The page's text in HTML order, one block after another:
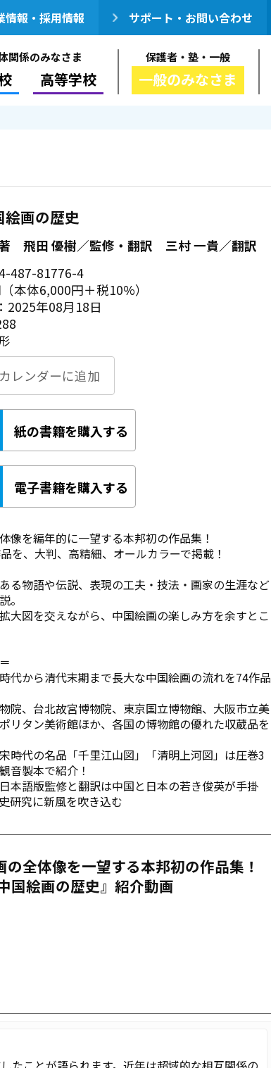
情報・採用情報 サポート・お問い合わせ
関係のみなさま
高等学校
保護者・塾・一般
一般のみなさま
画の歴史
飛田 優樹／監修・翻訳 三村 一貴／翻訳
487-81776-4
本体6,000円＋税10%）
2025年08月18日
レンダーに追加
紙の書籍を購入する
電子書籍を購入する
像を編年的に一望する本邦初の作品集！
を、大判、高精細、オールカラーで掲載！
る物語や伝説、表現の工夫・技法・画家の生涯など
。
大図を交えながら、中国絵画の楽しみ方を余すとこ
代から清代末期まで長大な中国絵画の流れを74作品
院、台北故宮博物院、東京国立博物館、大阪市立美
リタン美術館ほか、各国の博物館の優れた収蔵品を
時代の名品「千里江山図」「清明上河図」は圧巻3
音製本で紹介！
本語版監修と翻訳は中国と日本の若き俊英が手掛
研究に新風を吹き込む
の全体像を一望する本邦初の作品集！
国絵画の歴史』紹介動画